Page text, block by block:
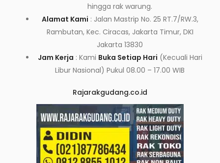
hingga rak warung.
Alamat Kami : Jalan Mastrip No. 25 RT.7/RW.3,
Rambutan, Kec. Ciracas, Jakarta Timur, DKI
Jakarta 13830
Jam Kerja : Kami Buka Setiap Hari (Kecuali Hari
Libur Nasional) Pukul 08.00 – 17.00 WIB
Rajarakgudang.co.id